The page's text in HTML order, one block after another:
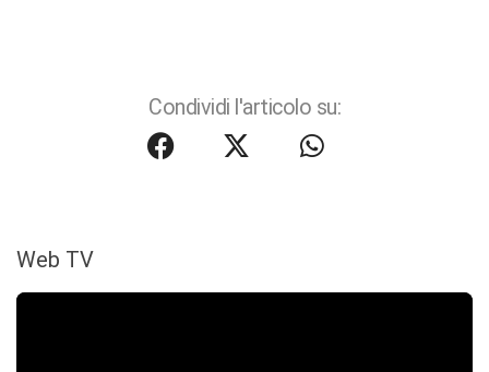
Condividi l'articolo su:
Web TV